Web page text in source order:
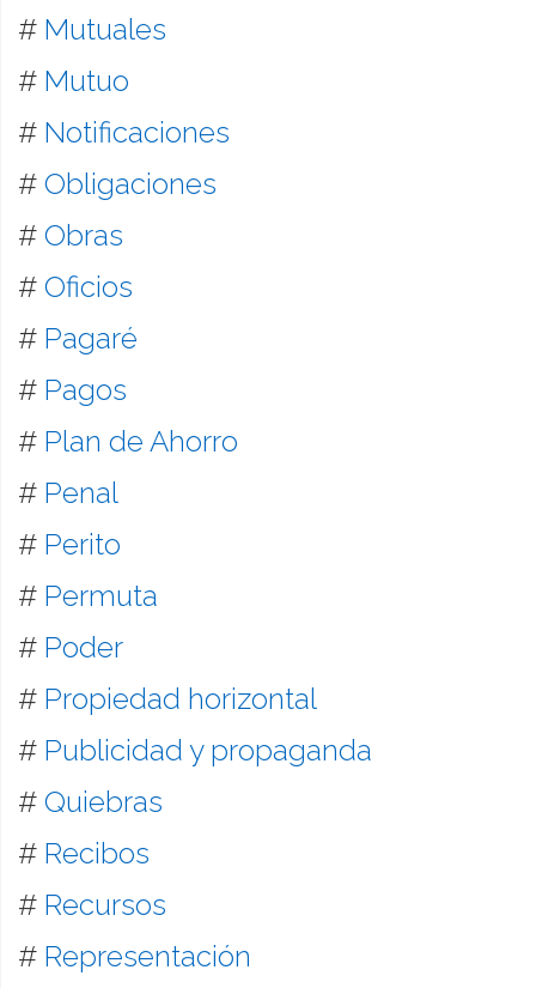
# Mutuales
# Mutuo
# Notificaciones
# Obligaciones
# Obras
# Oficios
# Pagaré
# Pagos
# Plan de Ahorro
# Penal
# Perito
# Permuta
# Poder
# Propiedad horizontal
# Publicidad y propaganda
# Quiebras
# Recibos
# Recursos
# Representación